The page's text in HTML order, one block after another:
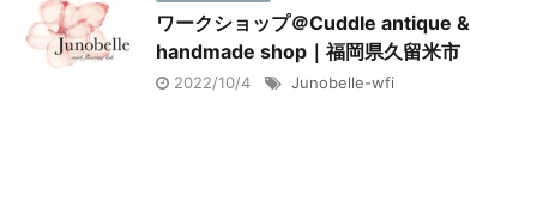
ワークショップ＠Cuddle antique &
handmade shop｜福岡県久留米市
2022/10/4 Junobelle-wfi